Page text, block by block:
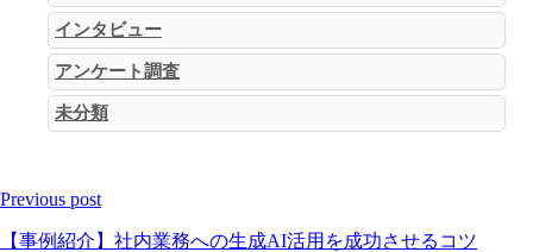
インタビュー
アンケート調査
未分類
Previous post
【事例紹介】社内業務への生成AI活用を成功させるコツ